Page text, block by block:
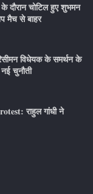
चोटिल हुए शुभमन
मैच से बाहर
विधेयक के समर्थन के
चुनौती
राहुल गांधी ने